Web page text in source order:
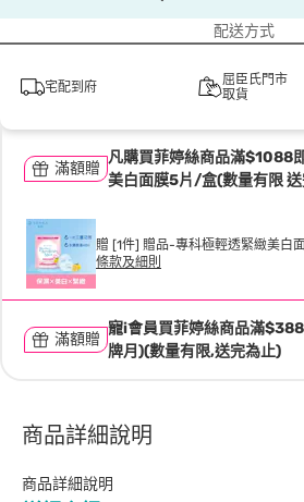
配送方式
宅配到府
屈臣氏門市
取貨
滿額贈
凡購買菲婷絲商品滿$1088
美白面膜5片/盒(數量有限
贈 [1件] 贈品-專科極輕透緊緻美白
條款及細則
滿額贈
寵i會員買菲婷絲商品滿
牌月)(數量有限,送完為止)
商品詳細說明
商品詳細說明